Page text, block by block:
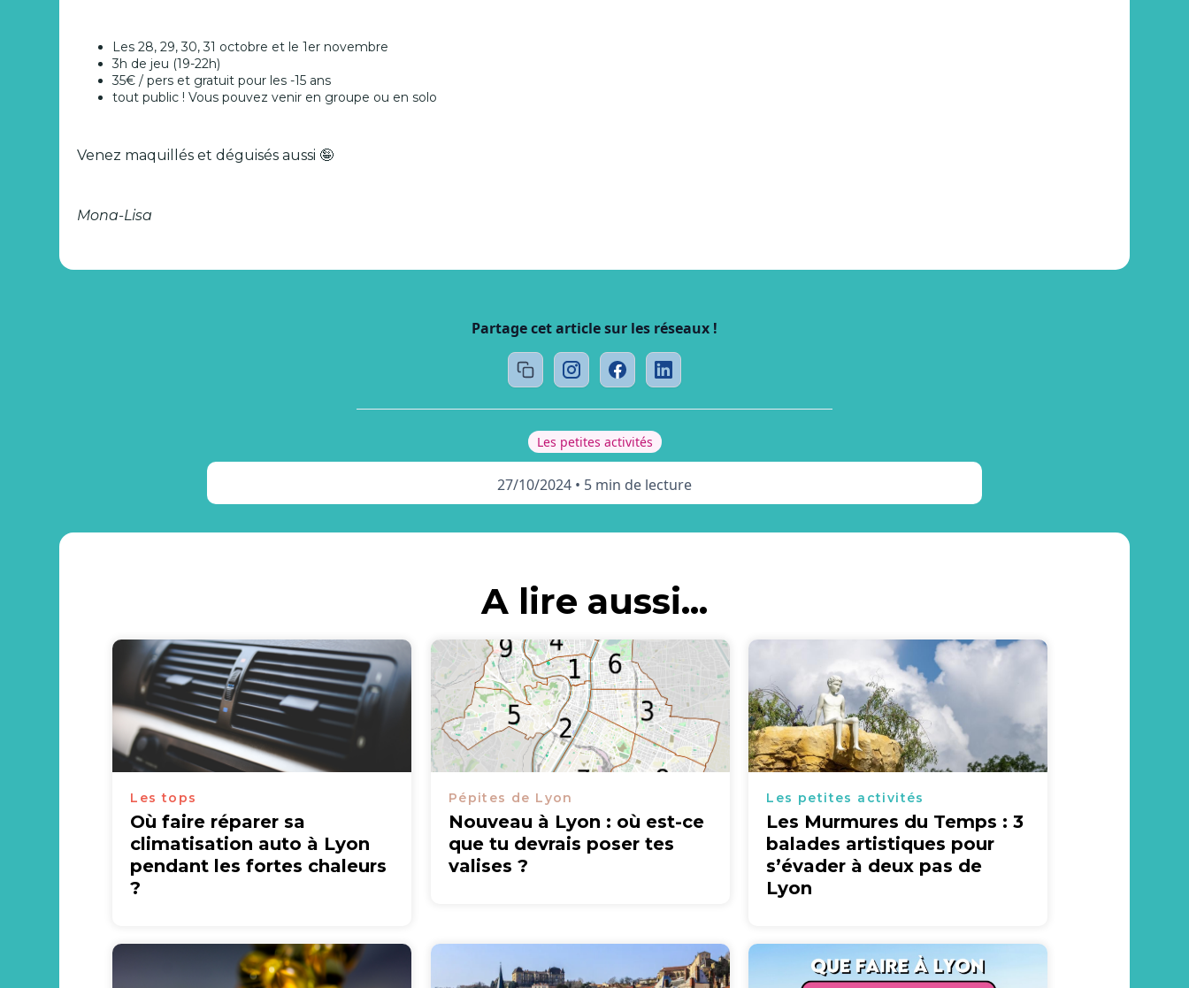
Les 28, 29, 30, 31 octobre et le 1er novembre
3h de jeu (19-22h)
35€ / pers et gratuit pour les -15 ans
tout public ! Vous pouvez venir en groupe ou en solo
Venez maquillés et déguisés aussi 🤪
Mona-Lisa
Partage cet article sur les réseaux !
Les petites activités
27/10/2024 • 5 min de lecture
A lire aussi...
Les tops
Où faire réparer sa
climatisation auto à Lyon
pendant les fortes chaleurs
?
Pépites de Lyon
Nouveau à Lyon : où est-ce
que tu devrais poser tes
valises ?
Les petites activités
Les Murmures du Temps : 3
balades artistiques pour
s’évader à deux pas de
Lyon